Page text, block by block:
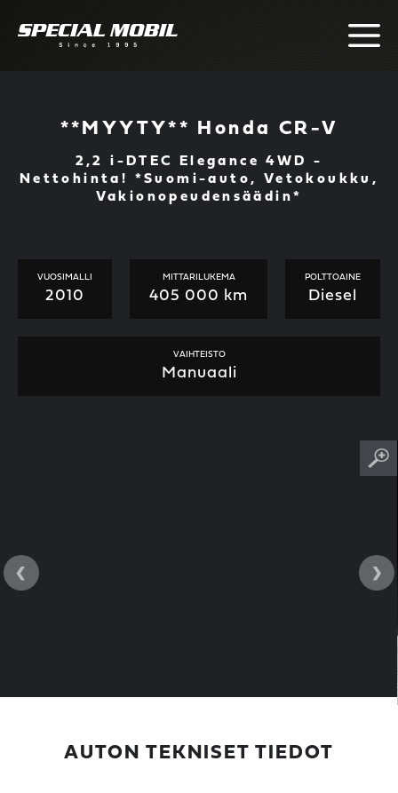
**MYYTY** Honda CR-V
2,2 i-DTEC Elegance 4WD -
Nettohinta! *Suomi-auto, Vetokoukku,
Vakionopeudensäädin*
VUOSIMALLI
2010
MITTARILUKEMA
405 000 km
POLTTOAINE
Diesel
VAIHTEISTO
Manuaali
‹ ›
AUTON TEKNISET TIEDOT